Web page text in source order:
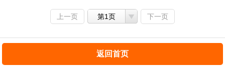
上一页 第1页 下一页
返回首页